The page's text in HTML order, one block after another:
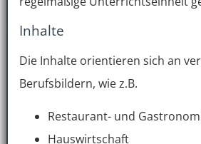
Inhalte
Die Inhalte orientieren sich an
Berufsbildern, wie z.B.
Restaurant- und
Hauswirtschaft